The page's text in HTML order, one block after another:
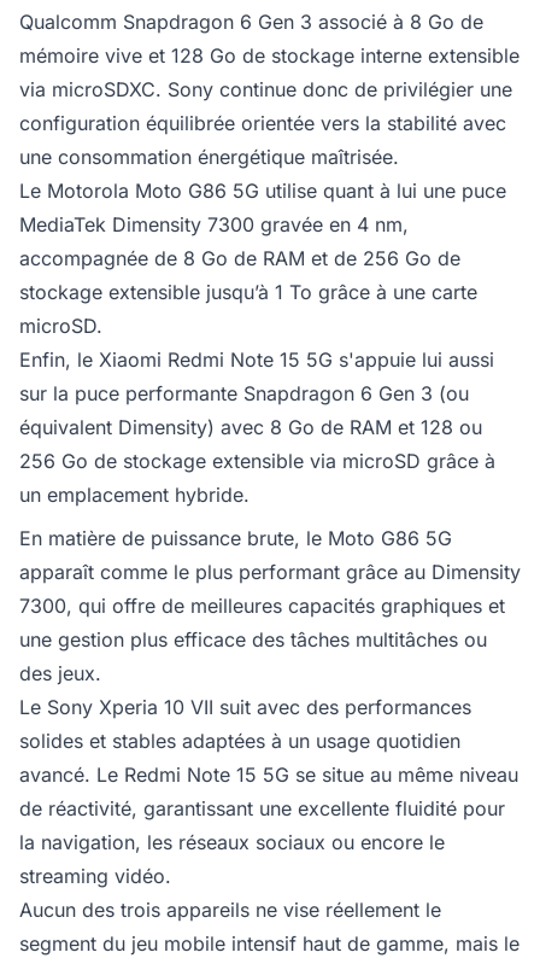
Qualcomm Snapdragon 6 Gen 3 associé à 8 Go de
mémoire vive et 128 Go de stockage interne extensible
via microSDXC. Sony continue donc de privilégier une
configuration équilibrée orientée vers la stabilité avec
une consommation énergétique maîtrisée.
Le Motorola Moto G86 5G utilise quant à lui une puce
MediaTek Dimensity 7300 gravée en 4 nm,
accompagnée de 8 Go de RAM et de 256 Go de
stockage extensible jusqu’à 1 To grâce à une carte
microSD.
Enfin, le Xiaomi Redmi Note 15 5G s'appuie lui aussi
sur la puce performante Snapdragon 6 Gen 3 (ou
équivalent Dimensity) avec 8 Go de RAM et 128 ou
256 Go de stockage extensible via microSD grâce à
un emplacement hybride.
En matière de puissance brute, le Moto G86 5G
apparaît comme le plus performant grâce au Dimensity
7300, qui offre de meilleures capacités graphiques et
une gestion plus efficace des tâches multitâches ou
des jeux.
Le Sony Xperia 10 VII suit avec des performances
solides et stables adaptées à un usage quotidien
avancé. Le Redmi Note 15 5G se situe au même niveau
de réactivité, garantissant une excellente fluidité pour
la navigation, les réseaux sociaux ou encore le
streaming vidéo.
Aucun des trois appareils ne vise réellement le
segment du jeu mobile intensif haut de gamme, mais le